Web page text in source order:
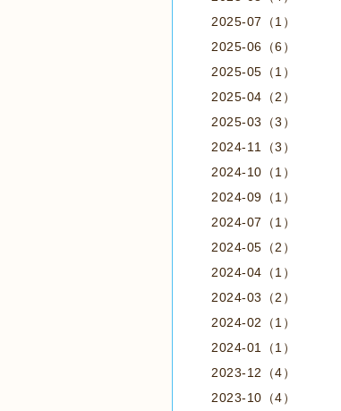
2025-07（1）
2025-06（6）
2025-05（1）
2025-04（2）
2025-03（3）
2024-11（3）
2024-10（1）
2024-09（1）
2024-07（1）
2024-05（2）
2024-04（1）
2024-03（2）
2024-02（1）
2024-01（1）
2023-12（4）
2023-10（4）